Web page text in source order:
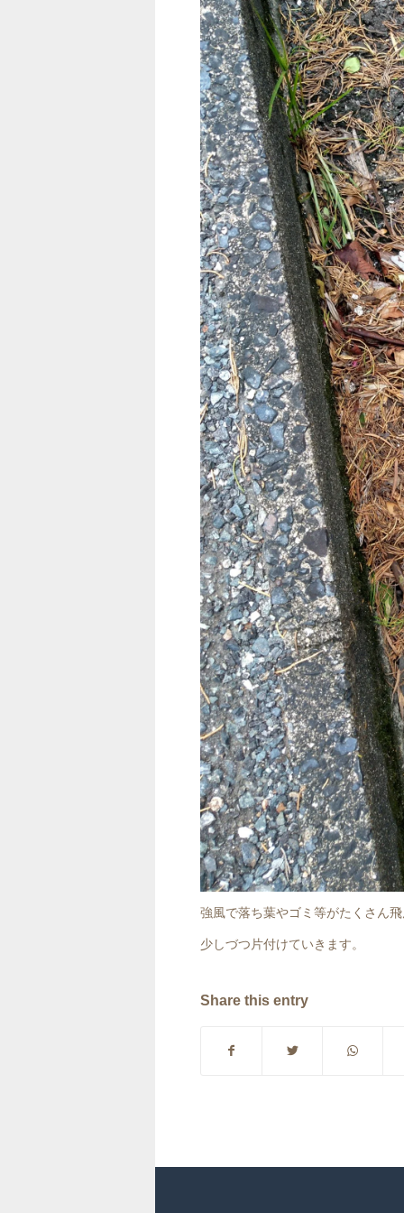
強風で落ち葉やゴミ等がたくさん
少しづつ片付けていきます。
Share this entry